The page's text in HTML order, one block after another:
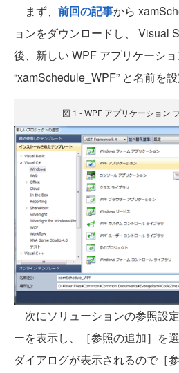
まず、 前回の記事から
ョンをダウンロードし、 Visual
後、新しい WPF アプリケーシ
“xamSchedule_WPF” と名前を
図 1 - WPF アプリケーション
次にソリューションの参照設
ーを表示し、［参照の追加］を
ダイアログが表示されるので［